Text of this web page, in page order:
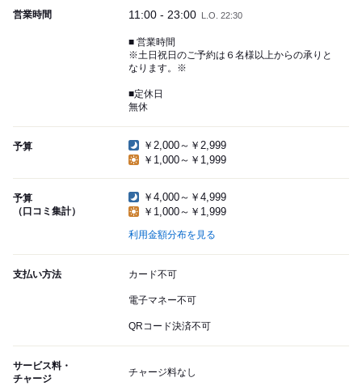
営業時間 11:00 - 23:00 L.O. 22:30
■ 営業時間
※土日祝日のご予約は６名様以上からの承りと
なります。※
■定休日
無休
予算
￥2,000～￥2,999
￥1,000～￥1,999
予算
（口コミ集計）
￥4,000～￥4,999
￥1,000～￥1,999
利用金額分布を見る
支払い方法 カード不可
電子マネー不可
QRコード決済不可
サービス料・
チャージ
チャージ料なし